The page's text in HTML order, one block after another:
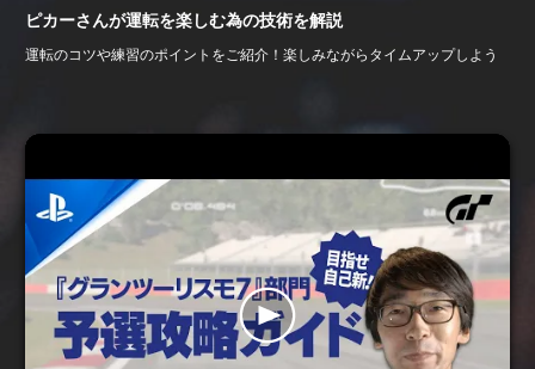
ピカーさんが運転を楽しむ為の技術を解説
運転のコツや練習のポイントをご紹介！楽しみながらタイムアップしよう